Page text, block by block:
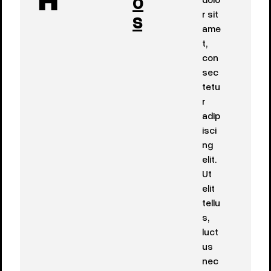
s
r sit
ame
t,
con
sec
tetu
r
adip
isci
ng
elit.
Ut
elit
tellu
s,
luct
us
nec